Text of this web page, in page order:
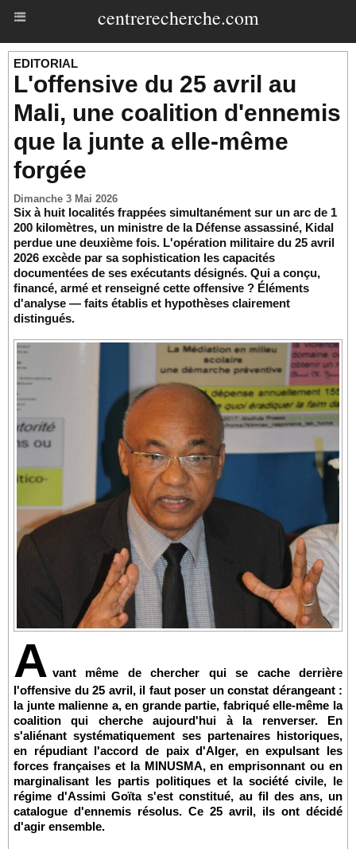
centrerecherche.com
EDITORIAL
L'offensive du 25 avril au
Mali, une coalition d'ennemis
que la junte a elle-même
forgée
Dimanche 3 Mai 2026
Six à huit localités frappées simultanément sur un arc de 1
200 kilomètres, un ministre de la Défense assassiné, Kidal
perdue une deuxième fois. L'opération militaire du 25 avril
2026 excède par sa sophistication les capacités
documentées de ses exécutants désignés. Qui a conçu,
financé, armé et renseigné cette offensive ? Éléments
d'analyse — faits établis et hypothèses clairement
distingués.
A vant même de chercher qui se cache derrière
l'offensive du 25 avril, il faut poser un constat dérangeant :
la junte malienne a, en grande partie, fabriqué elle-même la
coalition qui cherche aujourd'hui à la renverser. En
s'aliénant systématiquement ses partenaires historiques,
en répudiant l'accord de paix d'Alger, en expulsant les
forces françaises et la MINUSMA, en emprisonnant ou en
marginalisant les partis politiques et la société civile, le
régime d'Assimi Goïta s'est constitué, au fil des ans, un
catalogue d'ennemis résolus. Ce 25 avril, ils ont décidé
d'agir ensemble.